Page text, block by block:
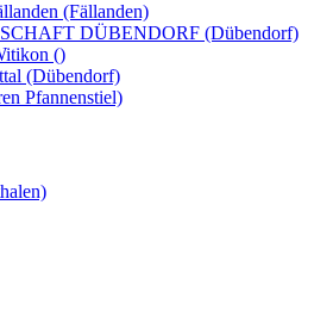
(Fällanden)
DÜBENDORF (Dübendorf)
()
(Dübendorf)
Pfannenstiel)